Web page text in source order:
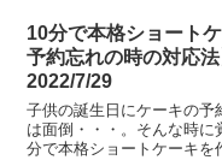
10分で本格ショート
予約忘れの時の対応
2022/7/29
子供の誕生日にケーキの予
は面倒・・・。そんな時
分で本格ショートケーキ